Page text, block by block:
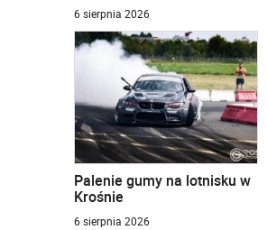
6 sierpnia 2026
Palenie gumy na lotnisku w
Krośnie
6 sierpnia 2026